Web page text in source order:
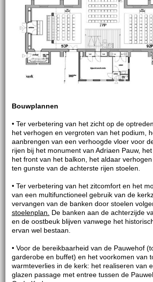
Bouwplannen
• Ter verbetering van het zicht op de
het verhogen en vergroten van het podium,
aanbrengen van een verhoogde vloer voor
rijen bij het monument van Adriaen Pauw,
het front van het balkon, het aldaar
ten gunste van de achterste rijen stoelen.
• Ter verbetering van het zitcomfort en het
van een multifunctioneel gebruik van de
vervangen van de banken door stoelen
stoelenplan.
De banken aan de achterzijde
en de oostbeuk blijven vanwege het
ervan wel bestaan.
• Voor de bereikbaarheid van de Pauwehof
garderobe en buffet) en het voorkomen van
warmteverlies in de kerk: het realiseren van
glazen passage met entree tussen de